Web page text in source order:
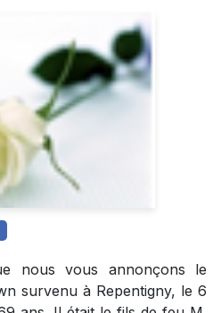
nous vous annonçons le
survenu à Repentigny, le 6